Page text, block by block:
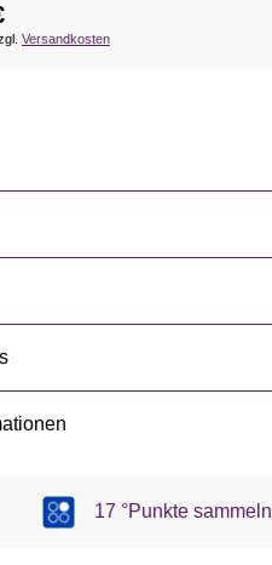
Versandkosten
17 °Punkte sammeln